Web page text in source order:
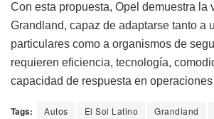
Con esta propuesta, Opel demuestra la
Grandland, capaz de adaptarse tanto a
particulares como a organismos de
requieren eficiencia, tecnología,
capacidad de respuesta en
Tags: Autos El Sol Latino Grandland